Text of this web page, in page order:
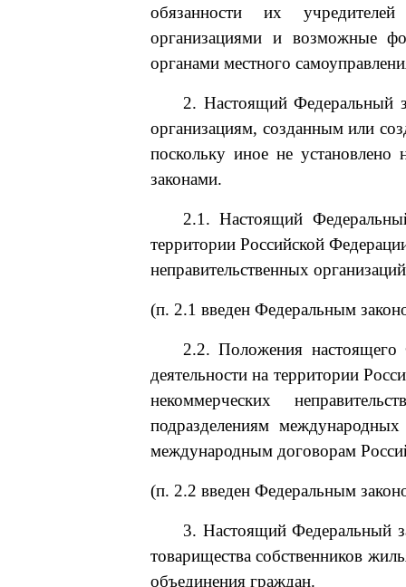
обязанности их
организациями и возможные
органами местного
2. Настоящий Федеральный
организациям, созданным или
поскольку иное не
законами.
2.1. Настоящий
территории Российской
неправительственных
(п. 2.1 введен Федеральным
2.2. Положения настоящего
деятельности на территории
некоммерческих
подразделениям
международным договорам
(п. 2.2 введен Федеральным
3. Настоящий Федеральный
товарищества собственников
объединения граждан.